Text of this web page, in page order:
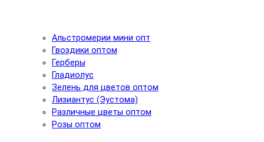
Альстромерии мини опт
Гвоздики оптом
Герберы
Гладиолус
Зелень для цветов оптом
Лизиантус (Эустома)
Различные цветы оптом
Розы оптом